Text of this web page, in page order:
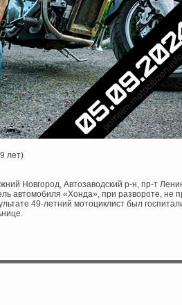
лет)
Новгород, Автозаводский р-н, пр-т
автомобиля «Хонда», при развороте, не
49-летний мотоциклист был